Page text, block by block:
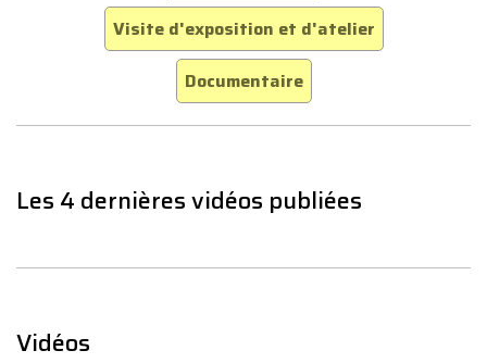
Visite d'exposition et d'atelier
Documentaire
Les 4 dernières vidéos publiées
Vidéos